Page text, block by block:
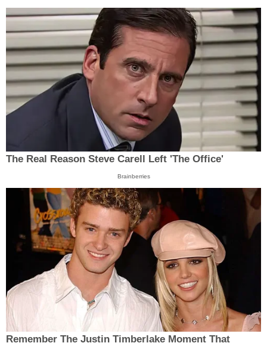
The Real Reason Steve Carell Left 'The Office'
Brainberries
Remember The Justin Timberlake Moment That